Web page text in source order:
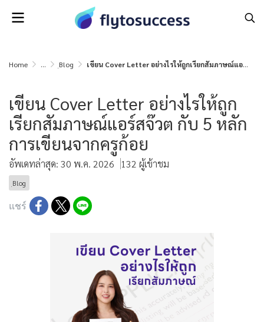
Home ... ฺBlog เขียน Cover Letter อย่างไรให้ถูกเรียกสัมภาษณ์แอร์สจ๊วต กับ 5 หลักการเขียนจากครูก้อย
เขียน Cover Letter อย่างไรให้ถูก
เรียกสัมภาษณ์แอร์สจ๊วต กับ 5 หลัก
การเขียนจากครูก้อย
อัพเดทล่าสุด: 30 พ.ค. 2026 132 ผู้เข้าชม
ฺBlog
แชร์